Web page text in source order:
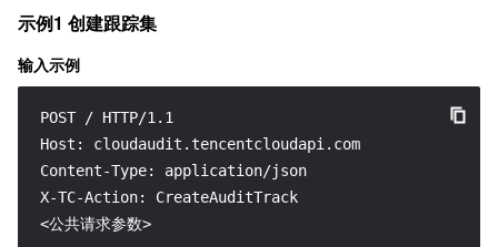
示例1 创建跟踪集
输入示例
POST / HTTP/1.1
Host: cloudaudit.tencentcloudapi.com
Content-Type: application/json
X-TC-Action: CreateAuditTrack
<公共请求参数>